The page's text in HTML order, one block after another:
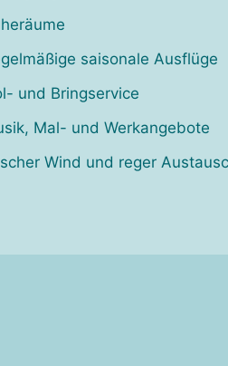
saisonale Ausflüge
und Bringservice
Mal- und Werkangebote
Wind und reger